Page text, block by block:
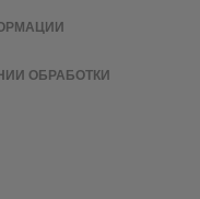
ОБРАБОТКИ